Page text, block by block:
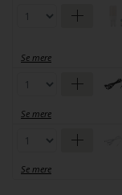
Se mere
Se mere
Se mere